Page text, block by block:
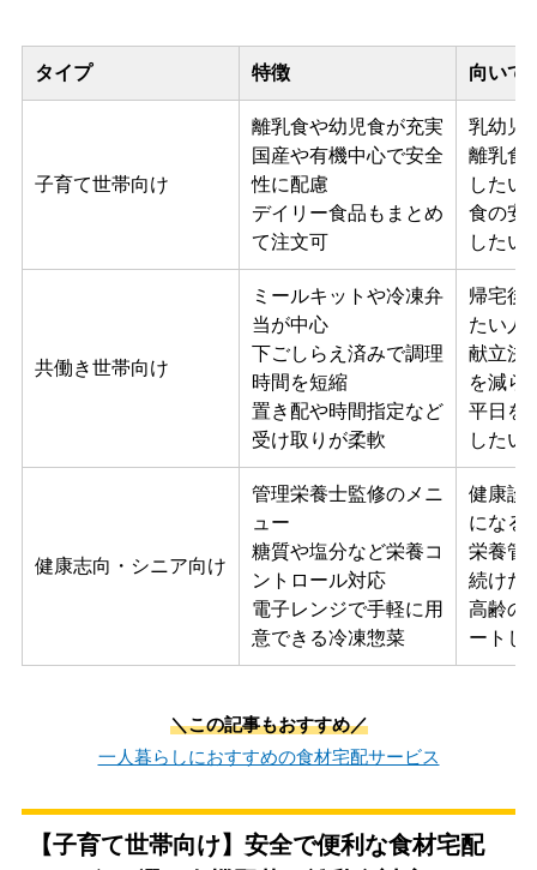
タイプ 特徴 向いて
子育て世帯向け
離乳食や幼児食が充実
国産や有機中心で安全
性に配慮
デイリー食品もまとめ
て注文可
乳幼児
離乳食
したい
食の安
したい
共働き世帯向け
ミールキットや冷凍弁
当が中心
下ごしらえ済みで調理
時間を短縮
置き配や時間指定など
受け取りが柔軟
帰宅後
たい人
献立決
を減ら
平日を
したい
健康志向・シニア向け
管理栄養士監修のメニ
ュー
糖質や塩分など栄養コ
ントロール対応
電子レンジで手軽に用
意できる冷凍惣菜
健康診
になる
栄養管
続けた
高齢の
ートし
＼この記事もおすすめ／
一人暮らしにおすすめの食材宅配サービス
【子育て世帯向け】安全で便利な食材宅配